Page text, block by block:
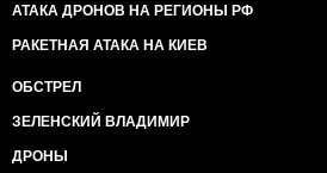
АТАКА ДРОНОВ НА РЕГИОНЫ РФ
РАКЕТНАЯ АТАКА НА КИЕВ
ОБСТРЕЛ
ЗЕЛЕНСКИЙ ВЛАДИМИР
ДРОНЫ